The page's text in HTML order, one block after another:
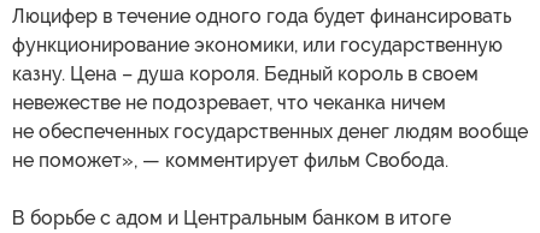
Люцифер в течение одного года будет финансировать
функционирование экономики, или государственную
казну. Цена – душа короля. Бедный король в своем
невежестве не подозревает, что чеканка ничем
не обеспеченных государственных денег людям вообще
не поможет», — комментирует фильм Свобода.
В борьбе с адом и Центральным банком в итоге